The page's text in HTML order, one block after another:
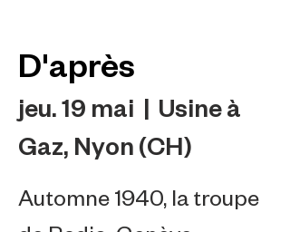
D'après
jeu. 19 mai
  |
Usine à
Gaz, Nyon (CH)
Automne 1940, la troupe